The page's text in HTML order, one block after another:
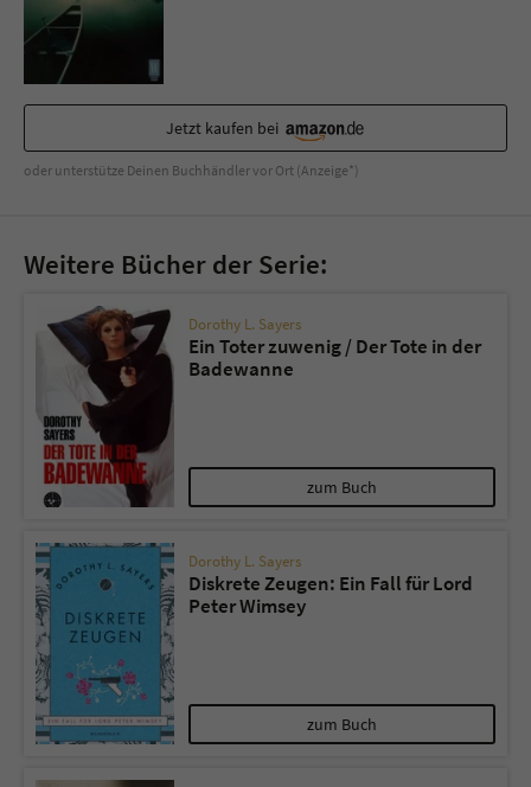
Jetzt kaufen bei
oder unterstütze Deinen Buchhändler vor Ort (Anzeige*)
Weitere Bücher der Serie:
Dorothy L. Sayers
Ein Toter zuwenig / Der Tote in der
Badewanne
zum Buch
Dorothy L. Sayers
Diskrete Zeugen: Ein Fall für Lord
Peter Wimsey
zum Buch
Zweck